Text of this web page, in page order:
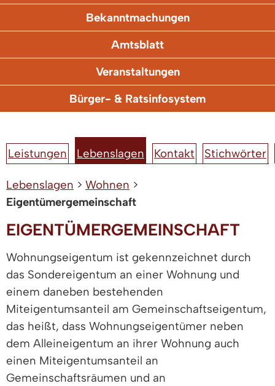
Bekanntmachungen
Amtsblatt
Veranstaltungen
Bürger- & Ratsinfosystem
Leistungen Lebenslagen Kontakt Stichwörter
Lebenslagen > Wohnen >
Eigentümergemeinschaft
EIGENTÜMERGEMEINSCHAFT
Wohnungseigentum ist gekennzeichnet durch
das Sondereigentum an einer Wohnung und
einem daneben bestehenden
Miteigentumsanteil am Gemeinschaftseigentum,
das heißt, dass Wohnungseigentümer neben
dem Alleineigentum an ihrer Wohnung auch
einen Miteigentumsanteil an
Gemeinschaftsräumen und an